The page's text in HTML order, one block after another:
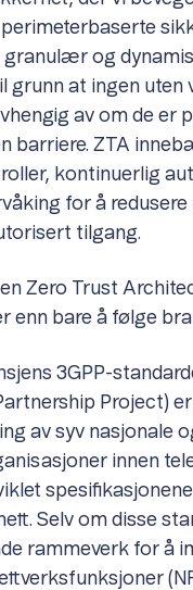
granulær og
grunn at ingen uten
av om de er
barriere. ZTA
kontinuerlig
for å
tilgang.
en Zero Trust
enn bare å følge
3GPP-
Project)
av syv nasjonale
innen
Selv om disse
rammeverk for å